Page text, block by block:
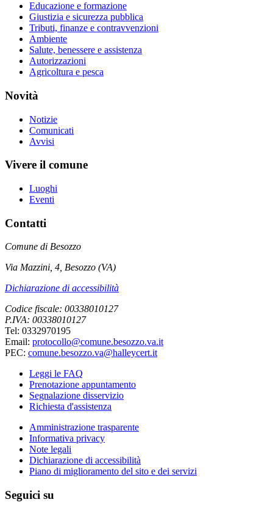
Educazione e formazione
Giustizia e sicurezza pubblica
Tributi, finanze e contravvenzioni
Ambiente
Salute, benessere e assistenza
Autorizzazioni
Agricoltura e pesca
Novità
Notizie
Comunicati
Avvisi
Vivere il comune
Luoghi
Eventi
Contatti
Comune di Besozzo
Via Mazzini, 4, Besozzo (VA)
Dichiarazione di accessibilità
Codice fiscale: 00338010127
P.IVA: 00338010127
Tel: 0332970195
Email: protocollo@comune.besozzo.va.it
PEC: comune.besozzo.va@halleycert.it
Leggi le FAQ
Prenotazione appuntamento
Segnalazione disservizio
Richiesta d'assistenza
Amministrazione trasparente
Informativa privacy
Note legali
Dichiarazione di accessibilità
Piano di miglioramento del sito e dei servizi
Seguici su